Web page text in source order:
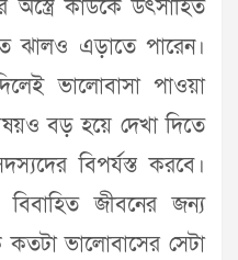
অস্ত্রে কাউকে উৎসাহিত
ঝালও এড়াতে পারেন।
ভালোবাসা পাওয়া
বড় হয়ে দেখা দিতে
বিপর্যস্ত করবে।
বিবাহিত জীবনের জন্য
কতটা ভালোবাসের সেটা